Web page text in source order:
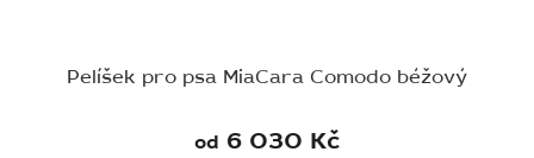
Pelíšek pro psa MiaCara Comodo béžový
od 6 030 Kč